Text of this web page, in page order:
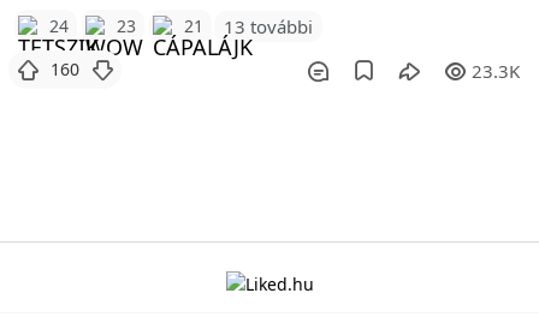
24 23 21 13 további
160 23.3K